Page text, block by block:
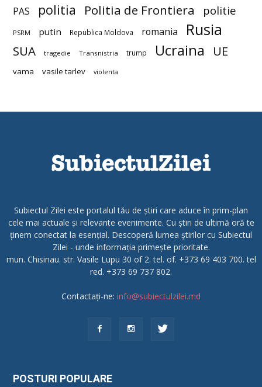
PAS politia Politia de Frontiera politie
PSRM putin Republica Moldova romania Rusia
SUA tragedie Transnistria trump Ucraina UE
vama vasile tarlev violenta
Subiectul Zilei este portalul tău de știri care aduce în prim-plan
cele mai actuale și relevante evenimente. Cu știri de ultimă oră te
ținem conectat la esențial. Descoperă lumea știrilor cu Subiectul
Zilei - unde informația primește prioritate.
mun. Chisinau. str. Vasile Lupu 30 of 2. tel. of. +373 69 403 700. tel
red. +373 69 737 802.
Contactați-ne: info@subiectulzilei.md
POSTURI POPULARE